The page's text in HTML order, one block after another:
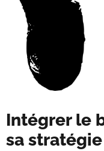
Intégrer le
sa